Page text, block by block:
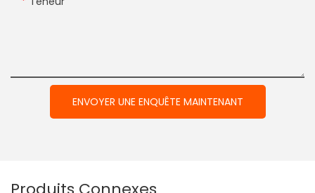
ENVOYER UNE ENQUÊTE MAINTENANT